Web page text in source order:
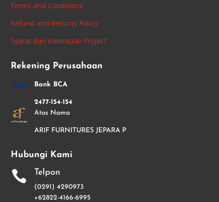
Terms and Conditions
Refund and Returns Policy
Syarat dan Ketentuan Project
Rekening Perusahaan
Bank BCA
2477-154-154
Atas Nama
ARIF FURNITURES JEPARA P
Hubungi Kami
 Telpon
(0291) 4290973
+62822-4166-6995